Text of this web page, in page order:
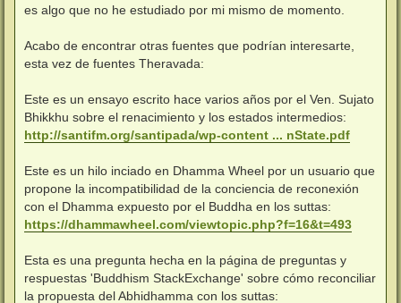
es algo que no he estudiado por mi mismo de momento.
Acabo de encontrar otras fuentes que podrían interesarte,
esta vez de fuentes Theravada:
Este es un ensayo escrito hace varios años por el Ven. Sujato
Bhikkhu sobre el renacimiento y los estados intermedios:
http://santifm.org/santipada/wp-content ... nState.pdf
Este es un hilo inciado en Dhamma Wheel por un usuario que
propone la incompatibilidad de la conciencia de reconexión
con el Dhamma expuesto por el Buddha en los suttas:
https://dhammawheel.com/viewtopic.php?f=16&t=493
Esta es una pregunta hecha en la página de preguntas y
respuestas 'Buddhism StackExchange' sobre cómo reconciliar
la propuesta del Abhidhamma con los suttas: